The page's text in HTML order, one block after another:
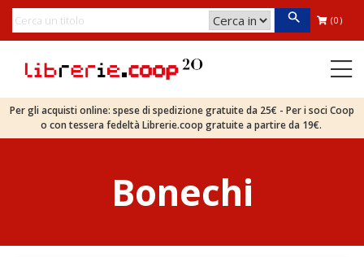
(0)
Per gli acquisti online: spese di spedizione gratuite da 25€ - Per i soci Coop
o con tessera fedeltà Librerie.coop gratuite a partire da 19€.
Bonechi